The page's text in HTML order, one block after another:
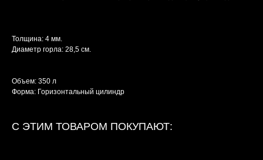
Толщина: 4 мм.
Диаметр горла: 28,5 см.
Объем: 350 л
Форма: Горизонтальный цилиндр
С ЭТИМ ТОВАРОМ ПОКУПАЮТ: